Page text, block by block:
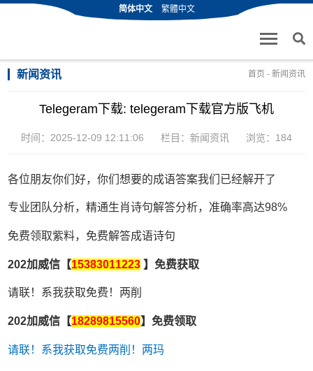
简体中文 繁體中文
新闻资讯 首页 - 新闻资讯
Telegeram下载: telegeram下载官方版飞机
时间：2025-12-09 12:11:06 栏目： 新闻资讯 浏览：184
各位朋友你们好，你们想要的成语答案我们已经解开了
专业团队分析，精通生肖诗句解答分析，准确率高达98%
免费领取紫料，免费解答成语诗句
202加威信【15383011223 】免费获取
请联！系我获取免费！两削
202加威信【18289815560】免费领取
请联！系我获取免费两削！两玛